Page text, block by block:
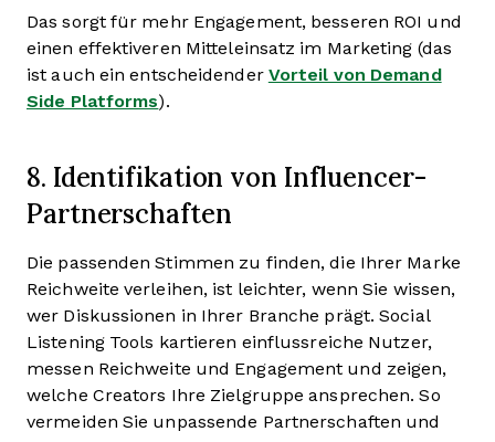
Das sorgt für mehr Engagement, besseren ROI und
einen effektiveren Mitteleinsatz im Marketing (das
ist auch ein entscheidender Vorteil von Demand
Side Platforms).
8. Identifikation von Influencer-
Partnerschaften
Die passenden Stimmen zu finden, die Ihrer Marke
Reichweite verleihen, ist leichter, wenn Sie wissen,
wer Diskussionen in Ihrer Branche prägt. Social
Listening Tools kartieren einflussreiche Nutzer,
messen Reichweite und Engagement und zeigen,
welche Creators Ihre Zielgruppe ansprechen. So
vermeiden Sie unpassende Partnerschaften und